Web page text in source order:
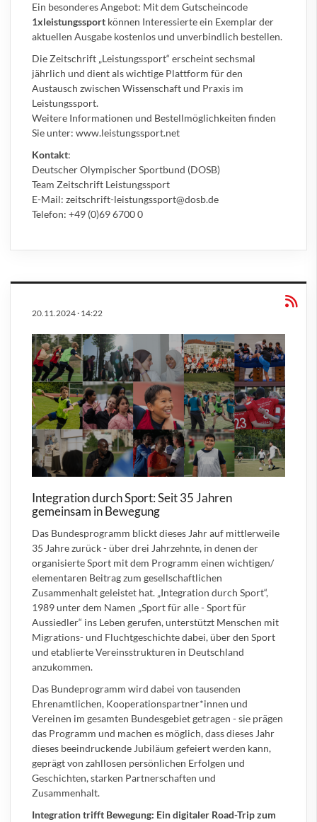
Ein besonderes Angebot: Mit dem Gutscheincode
1xleistungssport können Interessierte ein Exemplar der
aktuellen Ausgabe kostenlos und unverbindlich bestellen.
Die Zeitschrift „Leistungssport“ erscheint sechsmal
jährlich und dient als wichtige Plattform für den
Austausch zwischen Wissenschaft und Praxis im
Leistungssport.
Weitere Informationen und Bestellmöglichkeiten finden
Sie unter: www.leistungssport.net
Kontakt:
Deutscher Olympischer Sportbund (DOSB)
Team Zeitschrift Leistungssport
E-Mail: zeitschrift-leistungssport@dosb.de
Telefon: +49 (0)69 6700 0
20.11.2024· 14:22
Integration durch Sport: Seit 35 Jahren
gemeinsam in Bewegung
Das Bundesprogramm blickt dieses Jahr auf mittlerweile
35 Jahre zurück - über drei Jahrzehnte, in denen der
organisierte Sport mit dem Programm einen wichtigen/
elementaren Beitrag zum gesellschaftlichen
Zusammenhalt geleistet hat. „Integration durch Sport“,
1989 unter dem Namen „Sport für alle - Sport für
Aussiedler“ ins Leben gerufen, unterstützt Menschen mit
Migrations- und Fluchtgeschichte dabei, über den Sport
und etablierte Vereinsstrukturen in Deutschland
anzukommen.
Das Bundeprogramm wird dabei von tausenden
Ehrenamtlichen, Kooperationspartner*innen und
Vereinen im gesamten Bundesgebiet getragen - sie prägen
das Programm und machen es möglich, dass dieses Jahr
dieses beeindruckende Jubiläum gefeiert werden kann,
geprägt von zahllosen persönlichen Erfolgen und
Geschichten, starken Partnerschaften und
Zusammenhalt.
Integration trifft Bewegung: Ein digitaler Road-Trip zum